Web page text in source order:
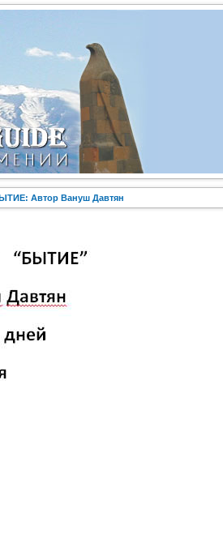
Автор Вануш Давтян